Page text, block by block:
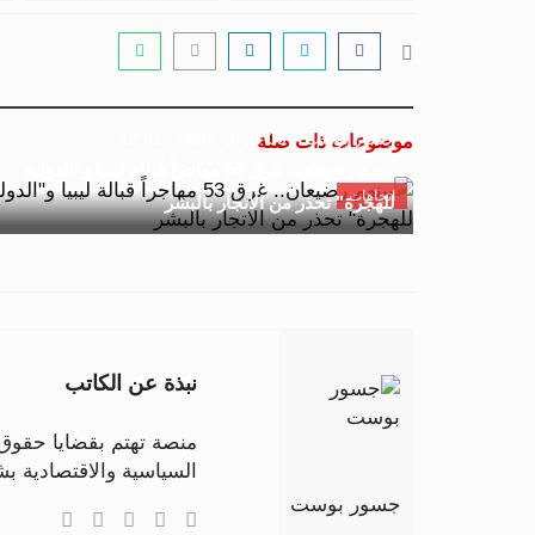
موضوعات ذات صلة
اتجاهات
جسور بوست 09 فبراير 2026 - 12:01
للهجرة" تحذر من الاتجار بالبشر
جسور بوست
نبذة عن الكاتب
منصة تهتم بقضايا حقوق
السياسية